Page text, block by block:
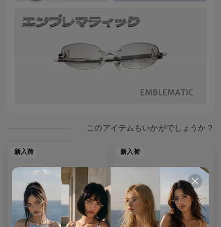
このアイテムもいかがでしょうか？
新入荷 新入荷